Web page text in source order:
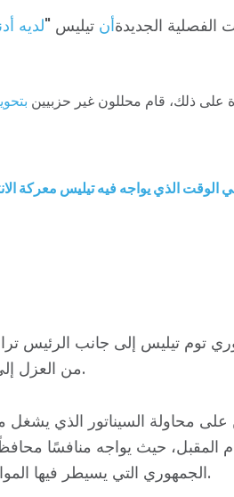
الجديدةأن تيليس "
على ذلك، قام محللون غير حزبيين
الوقت الذي يواجه فيه تيليس معركة
توم تيليس إلى جانب الرئيس
من العزل إلى سوريا. لكنه لم يكن كذلك دائمًا.
على محاولة السيناتور الذي يشغل
المقبل، حيث يواجه منافسًا
الجمهوري التي يسيطر فيها الموالون لترامب من المناطق الريفية.